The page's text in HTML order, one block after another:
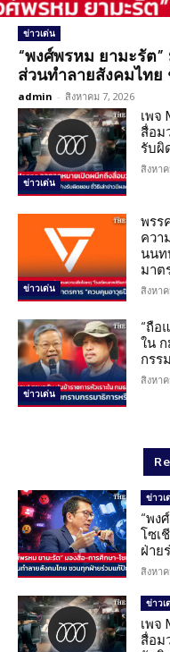
ข่าวเด่น
“พงศ์พรหม ยามะรัต
ส่วนทำลายสังคมไท
admin - สิงหาคม 7, 2026
ข่าวเด่น
เพจ
สื่อม
รับผิ
สิงหา
ข่าวเด่น
พรร
ควา
นนท
มาต
สิงหา
ข่าวเด่น
“ถือ
ใน
กรร
สิงหา
ข่าวเ
“พง
โซเ
ฝ่าย
สิงหา
ข่าวเ
เพจ
สื่อม